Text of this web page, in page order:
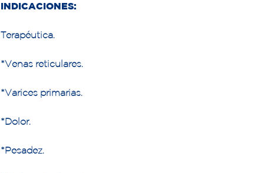
INDICACIONES:
Terapéutica.
*Venas reticulares.
*Varices primarias.
*Dolor.
*Pesadez.